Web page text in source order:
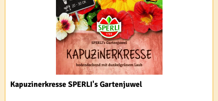
Kapuzinerkresse SPERLI's Gartenjuwel